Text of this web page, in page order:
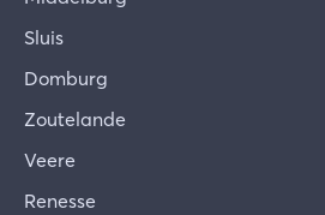
Met genoegen vertellen we je
omgeving en activiteiten in en
culturele activiteiten, fietst- en
huifkartochten, restaurants, en
Sluis
Domburg
Zoutelande
Veere
Renesse